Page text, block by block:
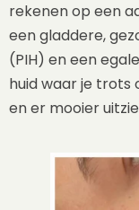
rekenen op een
een gladdere,
(PIH) en een
huid waar je trots
en er mooier